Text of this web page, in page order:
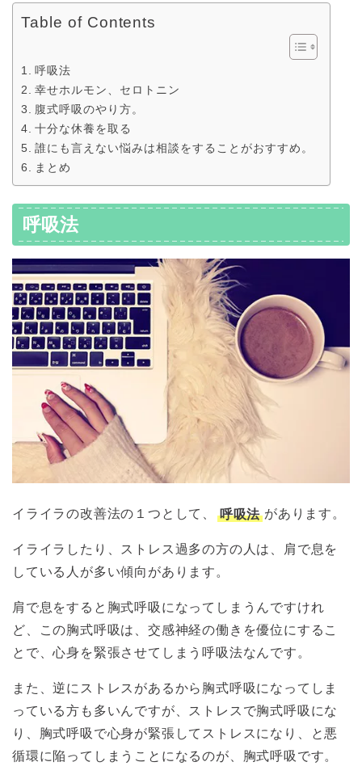
Table of Contents
呼吸法
幸せホルモン、セロトニン
腹式呼吸のやり方。
十分な休養を取る
誰にも言えない悩みは相談をすることがおすすめ。
まとめ
呼吸法
イライラの改善法の１つとして、 呼吸法 があります。
イライラしたり、ストレス過多の方の人は、肩で息を
している人が多い傾向があります。
肩で息をすると胸式呼吸になってしまうんですけれ
ど、この胸式呼吸は、交感神経の働きを優位にするこ
とで、心身を緊張させてしまう呼吸法なんです。
また、逆にストレスがあるから胸式呼吸になってしま
っている方も多いんですが、ストレスで胸式呼吸にな
り、胸式呼吸で心身が緊張してストレスになり、と悪
循環に陥ってしまうことになるのが、胸式呼吸です。